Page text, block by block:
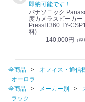
即納可能です！
パナソニック
度カメラスピーカー
PressIT360 TY-
料)
140,000円 （税
全商品 オフィス・通信
オーロラ
全商品
メーカー別
ラック